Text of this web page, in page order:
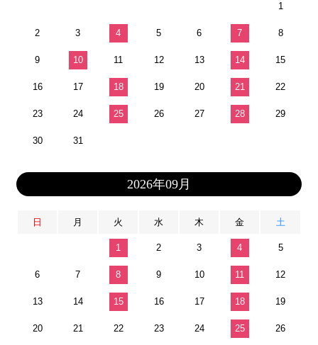
1
2 3 4 5 6 7 8
9 10 11 12 13 14 15
16 17 18 19 20 21 22
23 24 25 26 27 28 29
30 31
2026年09月
日 月 火 水 木 金 土
1 2 3 4 5
6 7 8 9 10 11 12
13 14 15 16 17 18 19
20 21 22 23 24 25 26